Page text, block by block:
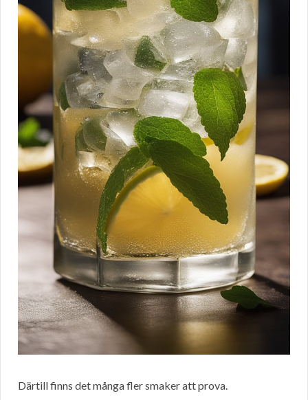
Därtill finns det många fler smaker att prova.